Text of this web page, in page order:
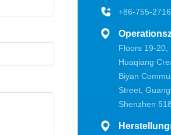
+86-755-
Floors 19-20,
Huaqiang
Biyan
Street,
Shenzhen